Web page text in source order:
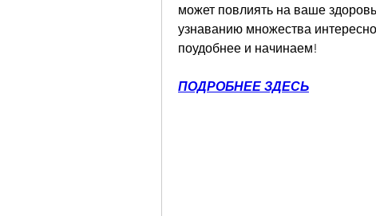
может повлиять на ваше
узнаванию множества
поудобнее и начинаем!
ПОДРОБНЕЕ ЗДЕСЬ